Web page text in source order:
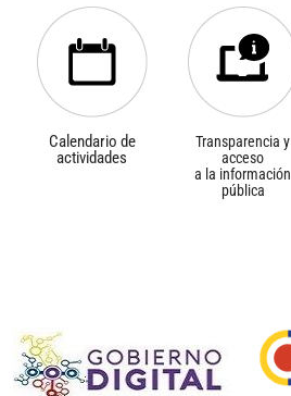
Calendario de
actividades
Transparencia y
acceso
a la información
pública